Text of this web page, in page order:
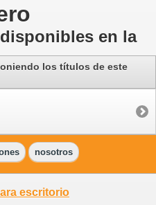
en la
los títulos de este
nosotros
escritorio